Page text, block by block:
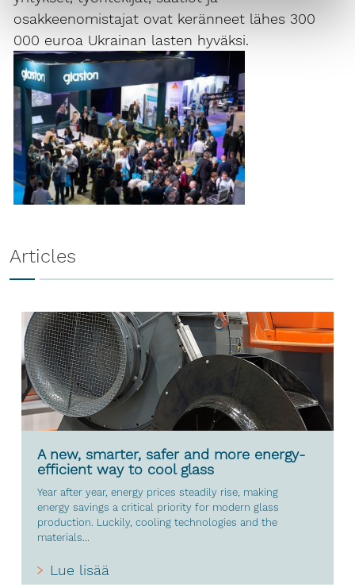
osakkeenomistajat ovat keränneet lähes 300
000 euroa Ukrainan lasten hyväksi.
Articles
A new, smarter, safer and more energy-
efficient way to cool glass
Year after year, energy prices steadily rise, making
energy savings a critical priority for modern glass
production. Luckily, cooling technologies and the
materials...
Lue lisää